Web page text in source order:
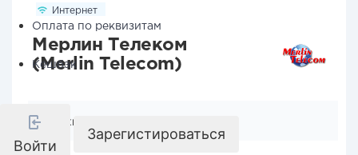
Оплата по реквизитам
Кешбэк
Войти
Зарегистироваться
Интернет
Мерлин Телеком
(Merlin Telecom)
Реквизиты компании